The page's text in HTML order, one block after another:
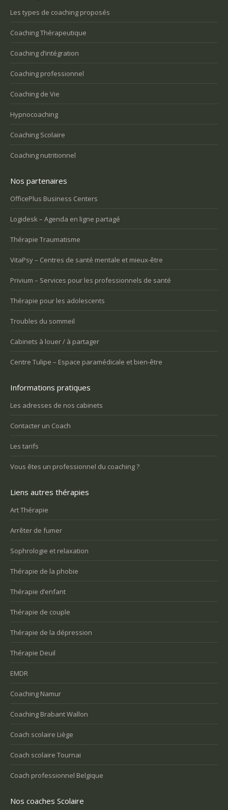
Les types de coaching proposés
Coaching Thérapeutique
Coaching d’intégration
Coaching professionnel
Coaching de Vie
Hypnocoaching
Coaching Scolaire
Coaching nutritionnel
Nos partenaires
OfficePlus Business Centers
Logidesk – Agenda en ligne partagé
Thérapie Traumatisme
VitaPsy – Centres de santé mentale et mieux-être
Privium – Services pour les professionnels de santé
Thérapie pour les adolescents
Troubles du sommeil
Cabinets à louer / à partager
Centre Tulipe – Espace paramédicale et bien-être
Informations pratiques
Les adresses de nos cabinets
Contacter un Coach
Les tarifs
Vous êtes un professionnel du coaching ?
Liens autres thérapies
Art Thérapie
Arrêter de fumer
Sophrologie et relaxation
Thérapie de la phobie
Thérapie d’enfant
Thérapie de couple
Thérapie de la dépression
Thérapie Deuil
EMDR
Coaching Namur
Coaching Brabant Wallon
Coach scolaire Liège
Coach scolaire Tournai
Coach professionnel Belgique
Nos coaches Scolaire